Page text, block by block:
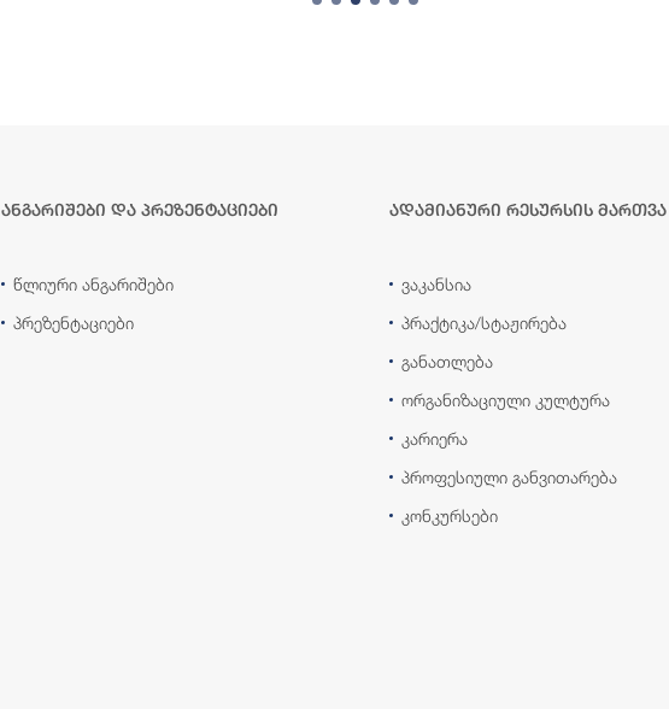
ანგარიშები და პრეზენტაციები
წლიური ანგარიშები
პრეზენტაციები
ადამიანური რესურსის მართვა
ვაკანსია
პრაქტიკა/სტაჟირება
განათლება
ორგანიზაციული კულტურა
კარიერა
პროფესიული განვითარება
კონკურსები